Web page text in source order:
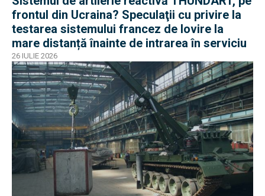
frontul din Ucraina? Speculaţii cu privire la
testarea sistemului francez de lovire la
mare distanță înainte de intrarea în serviciu
26 IULIE 2026